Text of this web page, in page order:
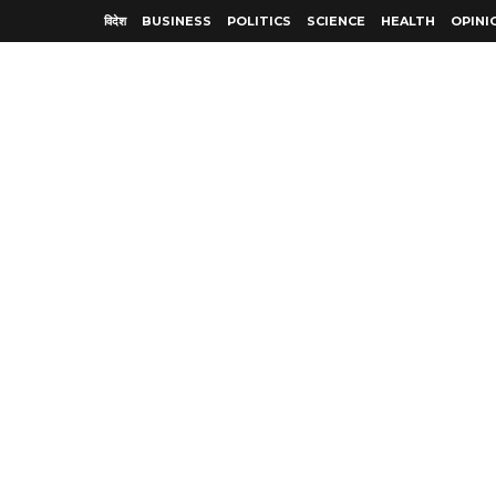
विदेश BUSINESS POLITICS SCIENCE HEALTH